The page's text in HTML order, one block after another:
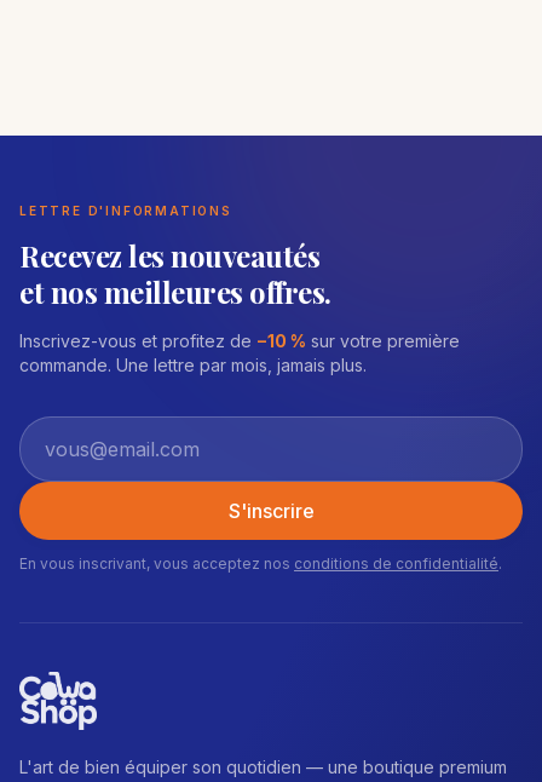
LETTRE D'INFORMATIONS
Recevez les nouveautés
et nos meilleures offres.
Inscrivez-vous et profitez de −10 % sur votre première
commande. Une lettre par mois, jamais plus.
S'inscrire
En vous inscrivant, vous acceptez nos conditions de confidentialité.
L'art de bien équiper son quotidien — une boutique premium